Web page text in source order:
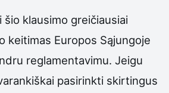
šio klausimo greičiausiai
keitimas Europos Sąjungoje
reglamentavimu. Jeigu
pasirinkti skirtingus